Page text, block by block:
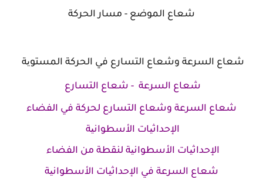
شعاع الموضع - مسار الحركة
شعاع السرعة وشعاع التسارع في الحركة المستویة
شعاع السرعة - شعاع التسارع
شعاع السرعة وشعاع التسارع لحركة في الفضاء
الإحداثیات الأسطوانیة
الإحداثیات الأسطوانیة لنقطة من الفضاء
شعاع السرعة في الإحداثیات الأسطوانیة